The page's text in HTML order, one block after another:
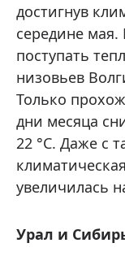
достигнув
середине мая.
поступать
низовьев
Только
дни месяца
22 °C. Даже с
увеличилась
Урал и